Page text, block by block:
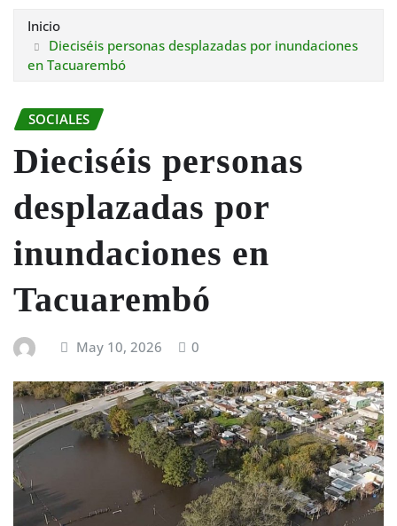
Inicio
Dieciséis personas desplazadas por inundaciones
en Tacuarembó
SOCIALES
Dieciséis personas
desplazadas por
inundaciones en
Tacuarembó
May 10, 2026 0